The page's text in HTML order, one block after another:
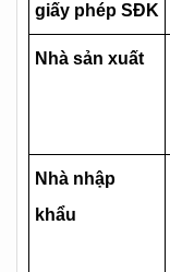
giấy phép SĐK
Nhà sản xuất
Nhà nhập
khẩu